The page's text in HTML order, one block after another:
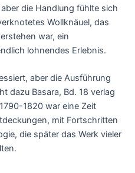
die Handlung fühlte sich
Wollknäuel, das
war, ein
lohnendes Erlebnis.
aber die Ausführung
dazu Basara, Bd. 18 verlag
1820 war eine Zeit
mit Fortschritten
die später das Werk vieler